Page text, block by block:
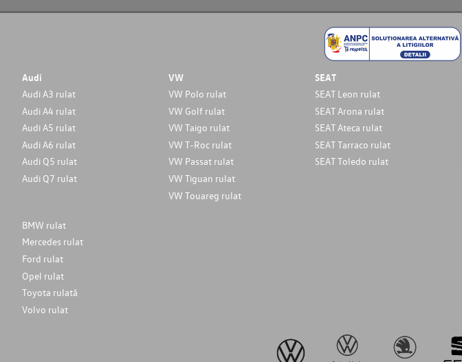
Audi
Audi A3 rulat
Audi A4 rulat
Audi A5 rulat
Audi A6 rulat
Audi Q5 rulat
Audi Q7 rulat
VW
VW Polo rulat
VW Golf rulat
VW Taigo rulat
VW T-Roc rulat
VW Passat rulat
VW Tiguan rulat
VW Touareg rulat
SEAT
SEAT Leon rulat
SEAT Arona rulat
SEAT Ateca rulat
SEAT Tarraco rulat
SEAT Toledo rulat
BMW rulat
Mercedes rulat
Ford rulat
Opel rulat
Toyota rulată
Volvo rulat